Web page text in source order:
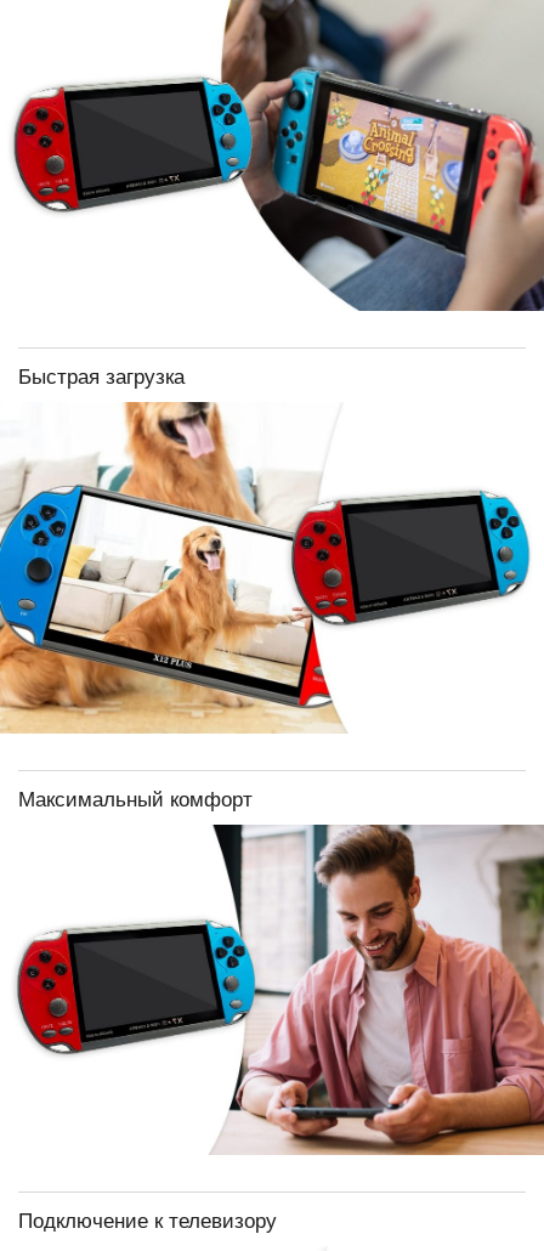
Быстрая загрузка
Максимальный комфорт
Подключение к телевизору